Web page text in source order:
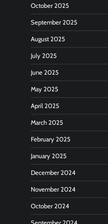
October 2025
September 2025
August 2025
July 2025
June 2025
May 2025
April 2025
March 2025
February 2025
January 2025
December 2024
November 2024
October 2024